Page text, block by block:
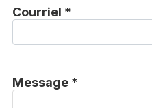
Courriel *
Message *